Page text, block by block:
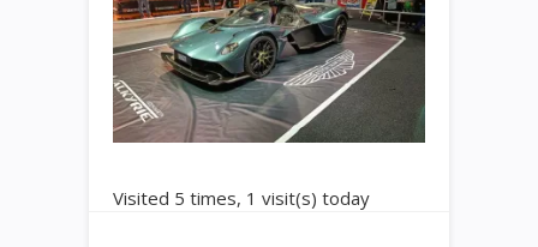
Visited 5 times, 1 visit(s) today